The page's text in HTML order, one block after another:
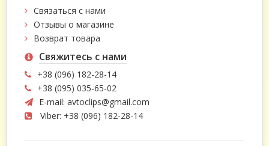
Связаться с нами
Отзывы о магазине
Возврат товара
Свяжитесь с нами
+38 (096) 182-28-14
+38 (095) 035-65-02
E-mail: avtoclips@gmail.com
Viber: +38 (096) 182-28-14